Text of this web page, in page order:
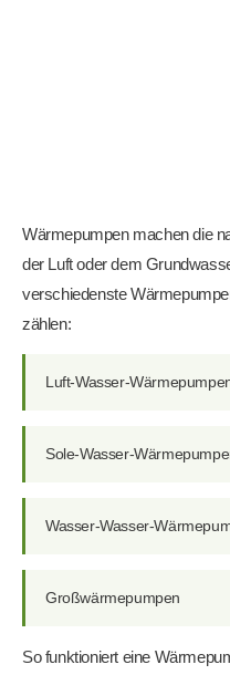
Wärmepumpen machen die
der Luft oder dem
verschiedenste
zählen:
Luft-Wasser-
Sole-Wasser-
Wasser-Wasser-
Großwärmepumpen
So funktioniert eine